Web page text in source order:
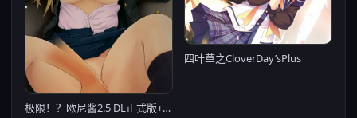
极限！？欧尼酱2.5 DL正式版+CG场景全开
四叶草之CloverDay’sPlus